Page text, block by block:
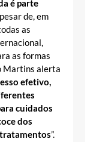
é parte
de, em
as
as formas
Martins alerta
efetivo,
cuidados
dos
”.